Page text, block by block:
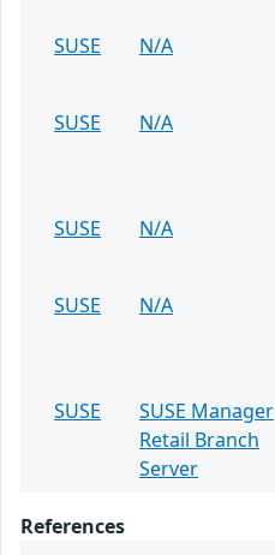
SUSE
N/A
SUSE
N/A
SUSE
N/A
SUSE
N/A
SUSE
SUSE Manager
Retail Branch
Server
References